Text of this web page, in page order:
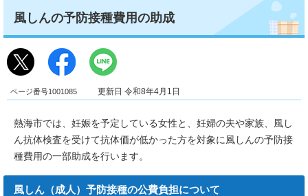
風しんの予防接種費用の助成
ページ番号1001085 更新日 令和8年4月1日
熱海市では、妊娠を予定している女性と、妊婦の夫や家族、風し
ん抗体検査を受けて抗体価が低かった方を対象に風しんの予防接
種費用の一部助成を行います。
風しん（成人）予防接種の公費負担について